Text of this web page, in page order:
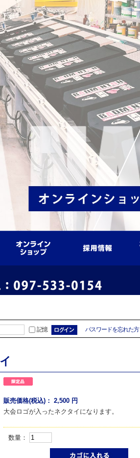
記憶 パスワードを忘れた方
販売価格(税込)： 2,500 円
大会ロゴが入ったネクタイになります。
数量：